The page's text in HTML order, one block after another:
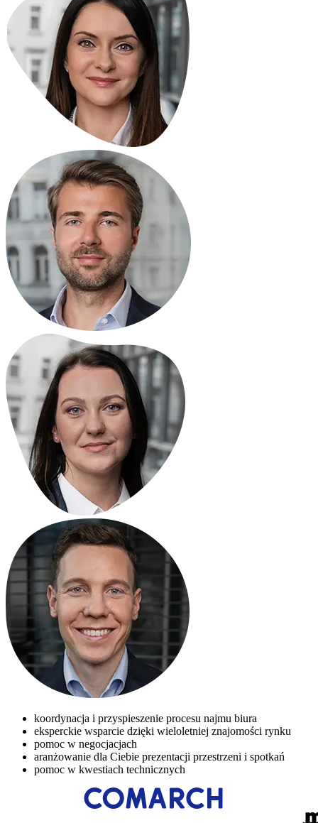
koordynacja i przyspieszenie procesu najmu biura
eksperckie wsparcie dzięki wieloletniej znajomości rynku
pomoc w negocjacjach
aranżowanie dla Ciebie prezentacji przestrzeni i spotkań
pomoc w kwestiach technicznych